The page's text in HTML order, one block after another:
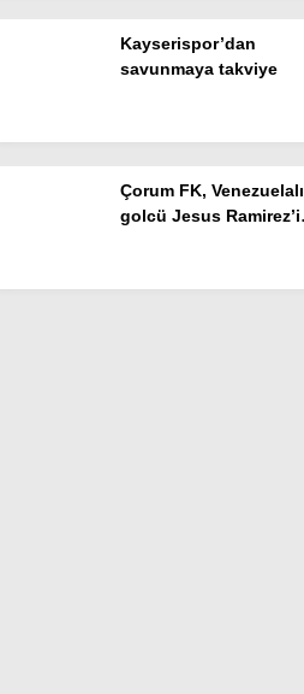
Kayserispor’dan
savunmaya takviye
Çorum FK, Venezuelalı
golcü Jesus Ramirez’i